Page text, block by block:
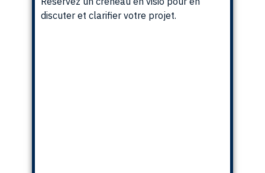
discuter et clarifier votre projet.